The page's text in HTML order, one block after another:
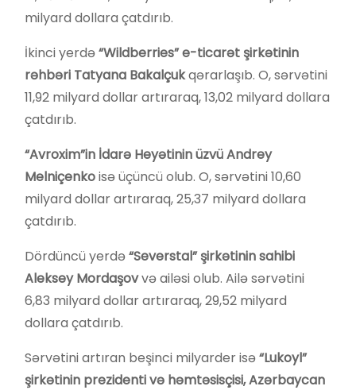
milyard dollara çatdırıb.
İkinci yerdə“Wildberries” e-ticarət şirkətinin
rəhbəri Tatyana Bakalçukqərarlaşıb. O, sərvətini
11,92 milyard dollar artıraraq, 13,02 milyard dollara
çatdırıb.
“Avroxim”in İdarə Heyətinin üzvü Andrey
Melniçenkoisə üçüncü olub. O, sərvətini 10,60
milyard dollar artıraraq, 25,37 milyard dollara
çatdırıb.
Dördüncü yerdə“Severstal” şirkətinin sahibi
Aleksey Mordaşovvə ailəsi olub. Ailə sərvətini
6,83 milyard dollar artıraraq, 29,52 milyard
dollara çatdırıb.
Sərvətini artıran beşinci milyarder isə“Lukoyl”
şirkətinin prezidenti və həmtəsisçisi, Azərbaycan